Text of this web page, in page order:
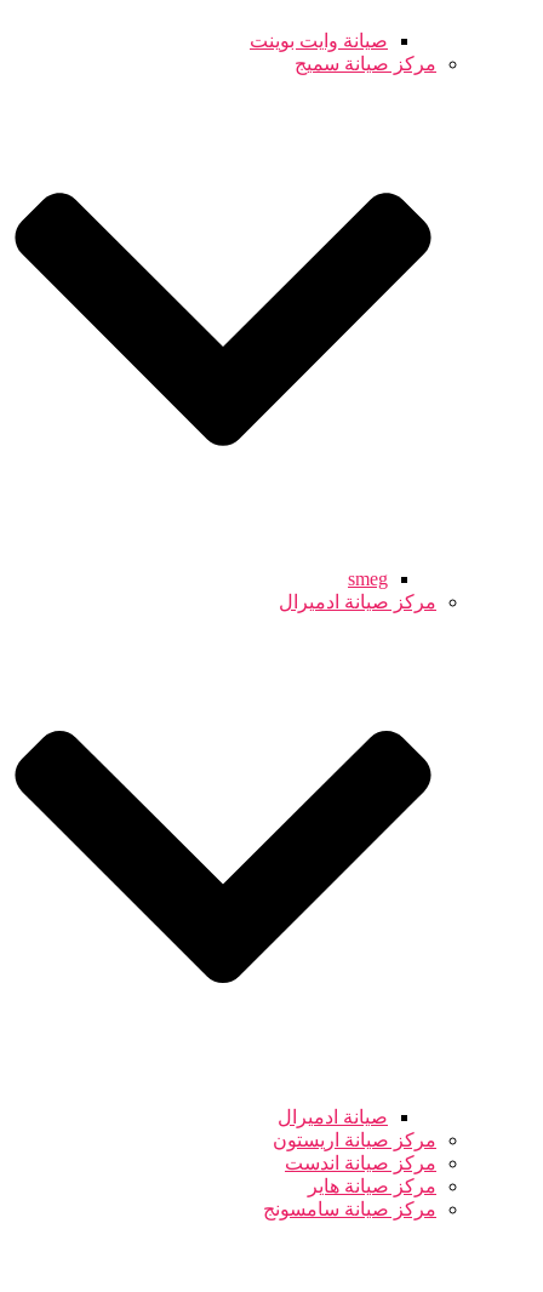
صيانة وايت بوينت
مركز صيانة سميج
smeg
مركز صيانة ادميرال
صيانة ادميرال
مركز صيانة اريستون
مركز صيانة اندست
مركز صيانة هاير
مركز صيانة سامسونج